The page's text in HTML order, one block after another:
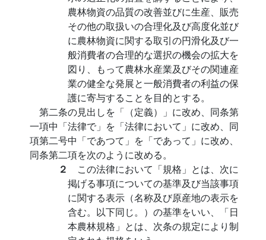
農林物資の品質の改善並びに生産、販売
その他の取扱いの合理化及び高度化並び
に農林物資に関する取引の円滑化及び一
般消費者の合理的な選択の機会の拡大を
図り、もって農林水産業及びその関連産
業の健全な発展と一般消費者の利益の保
護に寄与することを目的とする。
第二条の見出しを「（定義）」に改め、同条第
一項中「法律で」を「法律において」に改め、同
項第二号中「であつて」を「であって」に改め、
同条第二項を次のように改める。
２ この法律において「規格」とは、次に
掲げる事項についての基準及び当該事項
に関する表示（名称及び原産地の表示を
含む。以下同じ。）の基準をいい、「日
本農林規格」とは、次条の規定により制